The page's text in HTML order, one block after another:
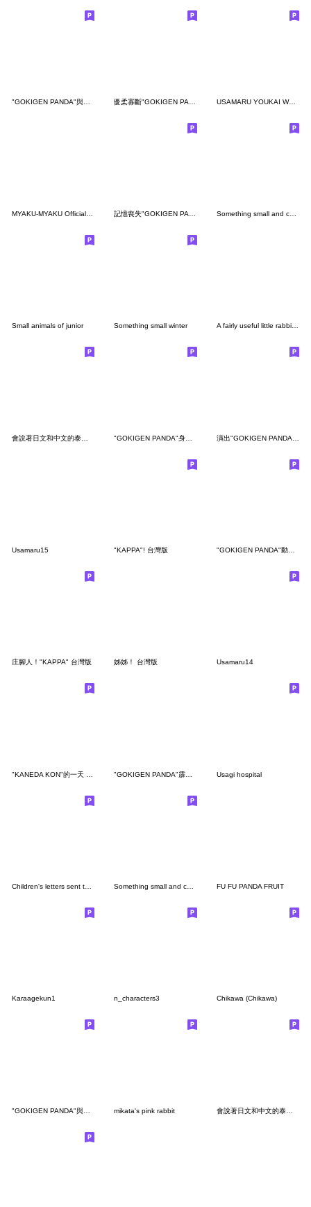
USAMARU YOUKAI WORLD
Something small and cute 5
Small animals of junior Something small winter A fairly useful little rabbit ver2
Usamaru15 "KAPPA"! 台灣版 "GOKIGEN PANDA"動來動去 台灣版
庄腳人！"KAPPA" 台灣版 姊姊！ 台灣版 Usamaru14
Usagi hospital
FU FU PANDA FRUIT
Karaagekun1 n_characters3 Chikawa (Chikawa)
mikata's pink rabbit 會說著日文和中文的泰迪熊3